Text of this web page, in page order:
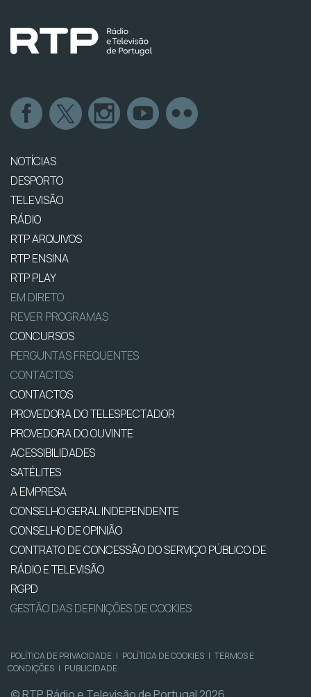
NOTÍCIAS
DESPORTO
TELEVISÃO
RÁDIO
RTP ARQUIVOS
RTP ENSINA
RTP PLAY
EM DIRETO
REVER PROGRAMAS
CONCURSOS
PERGUNTAS FREQUENTES
CONTACTOS
CONTACTOS
PROVEDORA DO TELESPECTADOR
PROVEDORA DO OUVINTE
ACESSIBILIDADES
SATÉLITES
A EMPRESA
CONSELHO GERAL INDEPENDENTE
CONSELHO DE OPINIÃO
CONTRATO DE CONCESSÃO DO SERVIÇO PÚBLICO DE
RÁDIO E TELEVISÃO
RGPD
GESTÃO DAS DEFINIÇÕES DE COOKIES
POLÍTICA DE PRIVACIDADE | POLÍTICA DE COOKIES | TERMOS E
CONDIÇÕES | PUBLICIDADE